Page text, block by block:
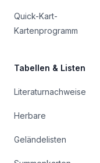
Quick-Kart-
Kartenprogramm
Tabellen & Listen
Literaturnachweise
Herbare
Geländelisten